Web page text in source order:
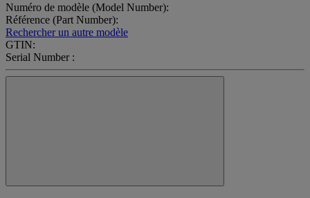
Numéro de modèle (Model Number):
Référence (Part Number):
Rechercher un autre modèle
GTIN:
Serial Number :